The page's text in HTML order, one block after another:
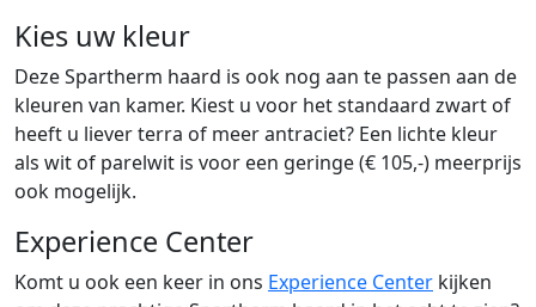
Kies uw kleur
Deze Spartherm haard is ook nog aan te passen aan de
kleuren van kamer. Kiest u voor het standaard zwart of
heeft u liever terra of meer antraciet? Een lichte kleur
als wit of parelwit is voor een geringe (€ 105,-) meerprijs
ook mogelijk.
Experience Center
Komt u ook een keer in ons Experience Center kijken